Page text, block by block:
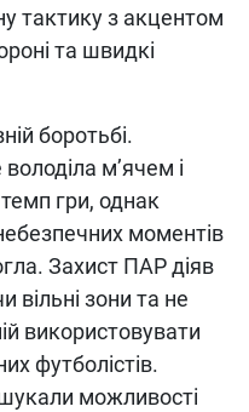
тактику з акцентом
та швидкі
боротьбі.
м’ячем і
гри, однак
моментів
Захист ПАР діяв
вільні зони та не
використовувати
футболістів.
можливості